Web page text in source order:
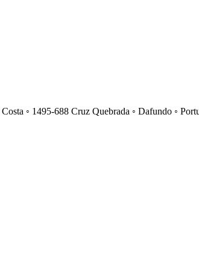
◦ 1495-688 Cruz Quebrada ◦ Dafundo ◦